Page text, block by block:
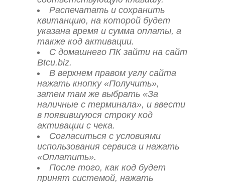
Распечатать и сохранить
квитанцию, на которой будет
указана время и сумма оплаты, а
также код активации.
С домашнего ПК зайти на сайт
Btcu.biz.
В верхнем правом углу сайта
нажать кнопку «Получить»,
затем там же выбрать «За
наличные с терминала», и ввести
в появившуюся строку код
активации с чека.
Согласиться с условиями
использования сервиса и нажать
«Оплатить».
После того, как код будет
принят системой, нажать